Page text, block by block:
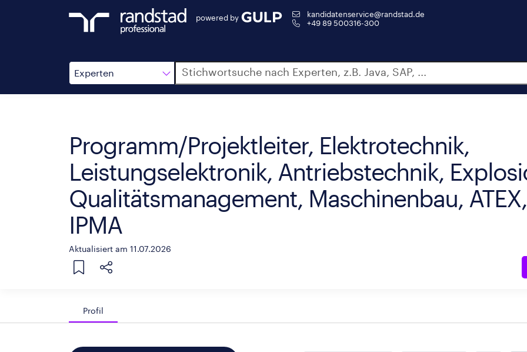
powered by
kandidatenservice@randstad.de
+49 89 500316-300
Experten
Suche
Programm/Projektleiter, Elektrotechnik,
Leistungselektronik, Antriebstechnik,
Qualitätsmanagement, Maschinenbau,
IPMA
Aktualisiert am 11.07.2026
Profil